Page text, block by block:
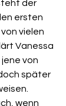
der
ersten
vielen
Vanessa
von
später
wenn